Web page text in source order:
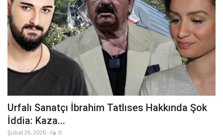
Urfalı Sanatçı İbrahim Tatlıses Hakkında Şok
İddia: Kaza...
Şubat 26, 2026 0